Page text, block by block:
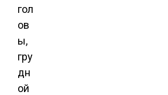
гол
ов
ы,
гру
дн
ой